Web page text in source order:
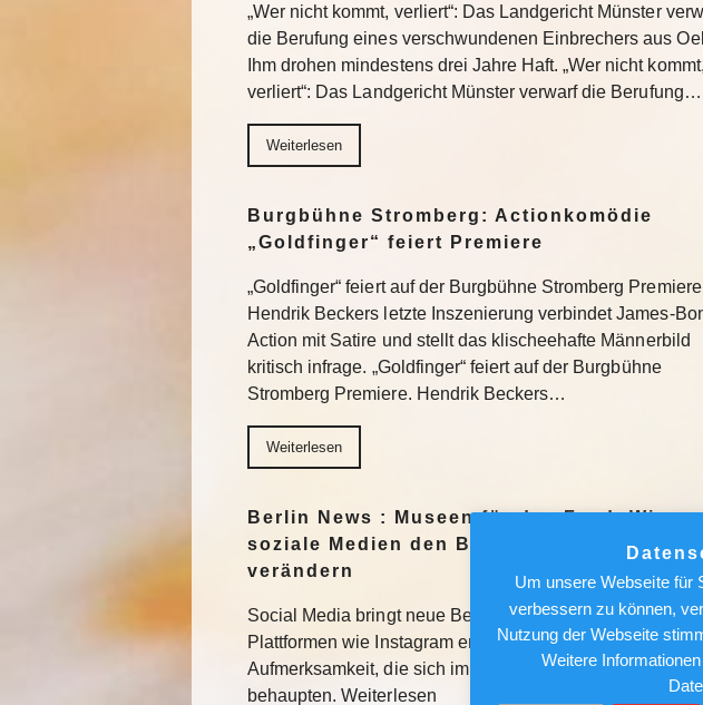
„Wer nicht kommt, verliert“: Das Landgericht Münster
die Berufung eines verschwundenen Einbrechers aus
Ihm drohen mindestens drei Jahre Haft. „Wer nicht kommt,
verliert“: Das Landgericht Münster verwarf die Berufung…
Weiterlesen
Burgbühne Stromberg: Actionkomödie
„Goldfinger“ feiert Premiere
„Goldfinger“ feiert auf der Burgbühne Stromberg
Hendrik Beckers letzte Inszenierung verbindet James-
Action mit Satire und stellt das klischeehafte Männerbild
kritisch infrage. „Goldfinger“ feiert auf der Burgbühne
Stromberg Premiere. Hendrik Beckers…
Weiterlesen
Berlin News : Museen für den Feed: Wie
soziale Medien den Blick auf Kunst
verändern
Social Media bringt neue Besucher in die Museen. Doch
Plattformen wie Instagram erhalten vor allem jene Motive
Aufmerksamkeit, die sich im Feed am besten
behaupten. Weiterlesen
Um unsere Webseite für
verbessern zu können,
Nutzung der Webseite
Weitere